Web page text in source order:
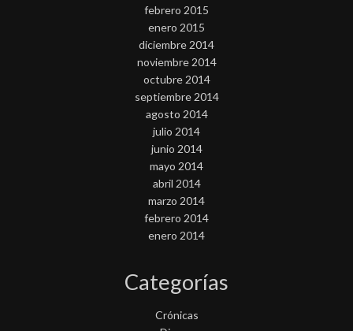
febrero 2015
enero 2015
diciembre 2014
noviembre 2014
octubre 2014
septiembre 2014
agosto 2014
julio 2014
junio 2014
mayo 2014
abril 2014
marzo 2014
febrero 2014
enero 2014
Categorías
Crónicas